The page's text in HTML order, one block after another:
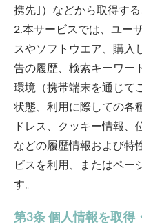
携先｣）などから取得する
2.本サービスでは、ユー
スやソフトウエア、購入
告の履歴、検索キーワー
環境（携帯端末を通じて
状態、利用に際しての各
ドレス、クッキー情報、
などの履歴情報および特
ビスを利用、またはペー
す。
第3条 個人情報を取得